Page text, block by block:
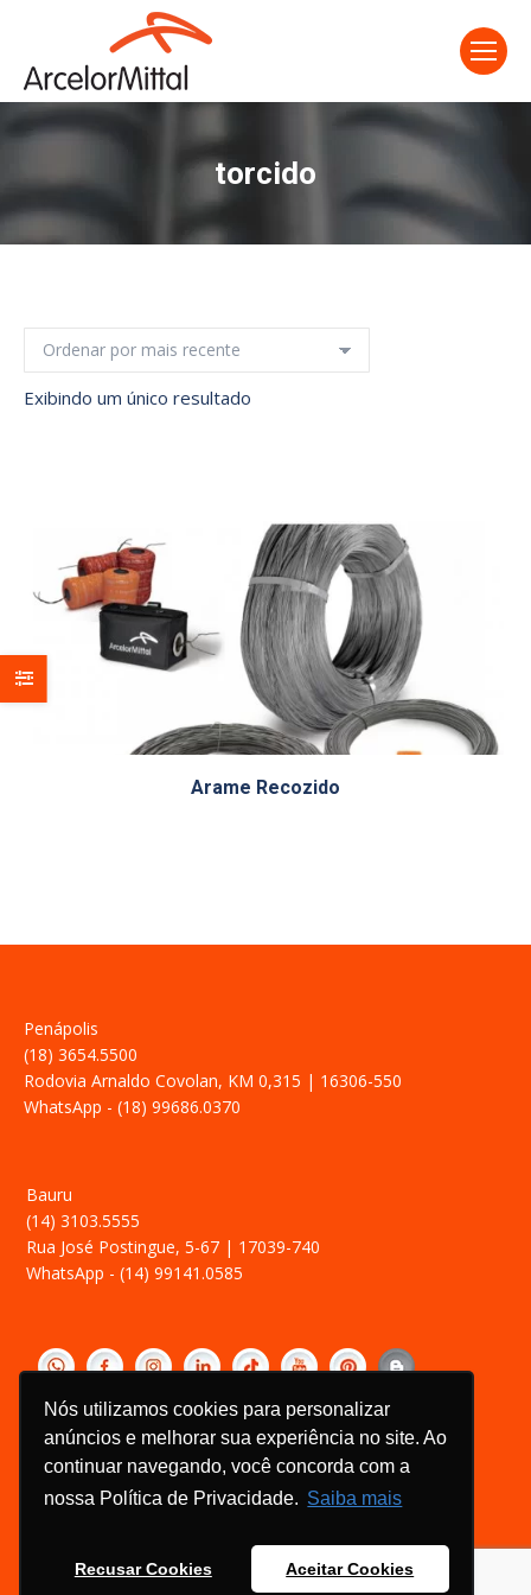
Nós utilizamos cookies para personalizar
anúncios e melhorar sua experiência no site. Ao
continuar navegando, você concorda com a
nossa Política de Privacidade. Saiba mais
Recusar Cookies Aceitar Cookies
torcido
Exibindo um único resultado
Arame Recozido
Penápolis
(18) 3654.5500
Rodovia Arnaldo Covolan, KM 0,315 | 16306-550
WhatsApp - (18) 99686.0370
Bauru
(14) 3103.5555
Rua José Postingue, 5-67 | 17039-740
WhatsApp - (14) 99141.0585
Política de Privacidade
Relatório Transparência Salarial
Canal de Ética